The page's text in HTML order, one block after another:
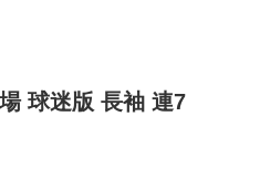
球迷版 長袖 連7